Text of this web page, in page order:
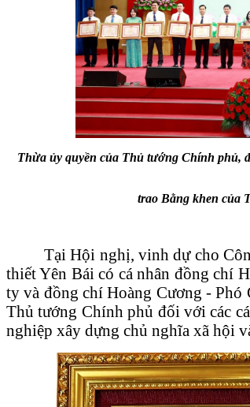
Thừa ủy quyền của Thủ tướng Chính phủ,
trao Bằng khen của
Tại Hội nghị, vinh dự cho
thiết Yên Bái có cá nhân đồng chí
ty và đồng chí Hoàng Cương - Phó
Thủ tướng Chính phủ đối với các
nghiệp xây dựng chủ nghĩa xã hội